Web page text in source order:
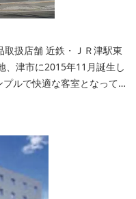
ＪＲ津駅東
、津市に2015年11月誕生し
ルで快適な客室となってお
団をご用意。女性にやさし
連泊の方用にコインランド
泉大浴場「四季乃湯」で